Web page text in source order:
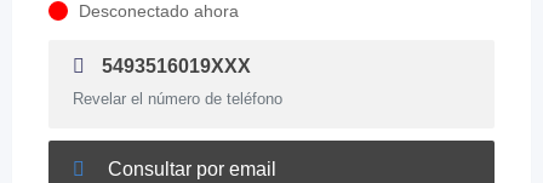
Desconectado ahora
5493516019XXX
Revelar el número de teléfono
Consultar por email